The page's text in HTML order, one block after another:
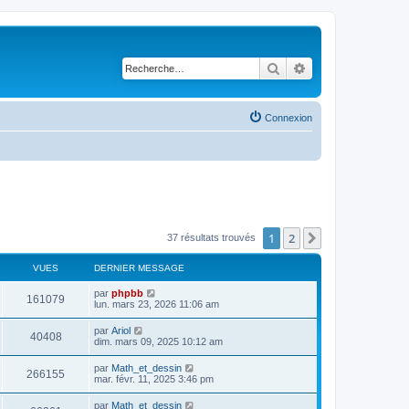
Rechercher
Connexion
37 résultats trouvés 1 2
VUES DERNIER MESSAGE
161079
u
D
e
i
e
r
m
e
s
s
par phpbb
lun. mars 23, 2026 11:06 am
40408V
u
D
e
i
e
r
m
par Ariol
dim. mars 09, 2025 10:12 am
266155
u
D
e
par Math_et_dessin
mar. févr. 11, 2025 3:46 pm
D
par Math_et_dessin